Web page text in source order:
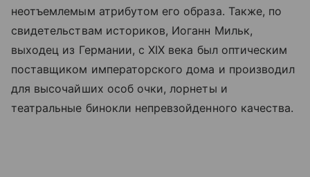
неотъемлемым атрибутом его образа. Также, по
свидетельствам историков, Иоганн Мильк,
выходец из Германии, с XIX века был оптическим
поставщиком императорского дома и производил
для высочайших особ очки, лорнеты и
театральные бинокли непревзойденного качества.